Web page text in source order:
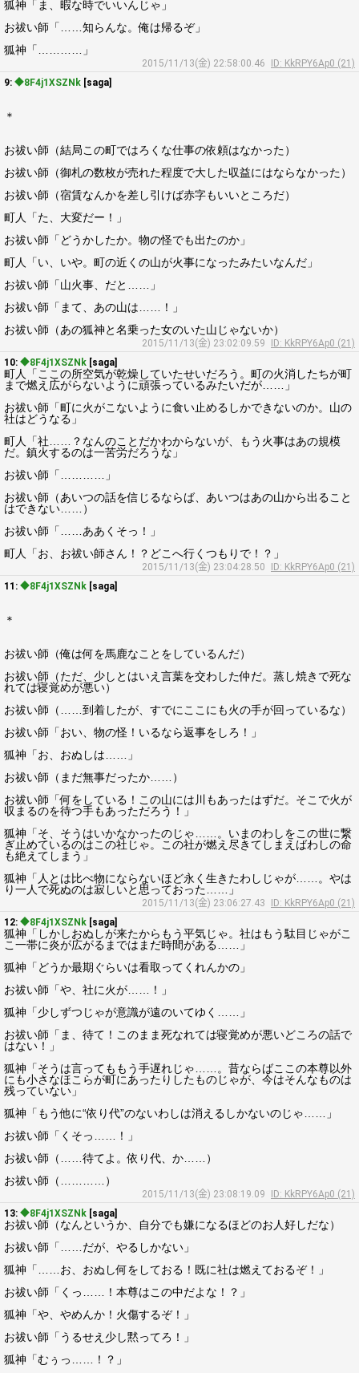
狐神「ま、暇な時でいいんじゃ」
お祓い師「……知らんな。俺は帰るぞ」
狐神「…………」
2015/11/13(金) 22:58:00.46
ID: KkRPY6Ap0 (21)
9: ◆8F4j1XSZNk [saga]
＊
お祓い師（結局この町ではろくな仕事の依頼はなかった）
お祓い師（御札の数枚が売れた程度で大した収益にはならなかった）
お祓い師（宿賃なんかを差し引けば赤字もいいところだ）
町人「た、大変だー！」
お祓い師「どうかしたか。物の怪でも出たのか」
町人「い、いや。町の近くの山が火事になったみたいなんだ」
お祓い師「山火事、だと……」
お祓い師「まて、あの山は……！」
お祓い師（あの狐神と名乗った女のいた山じゃないか）
2015/11/13(金) 23:02:09.59
ID: KkRPY6Ap0 (21)
10: ◆8F4j1XSZNk [saga]
町人「ここの所空気が乾燥していたせいだろう。町の火消したちが町
まで燃え広がらないように頑張っているみたいだが……」
お祓い師「町に火がこないように食い止めるしかできないのか。山の
社はどうなる」
町人「社……？なんのことだかわからないが、もう火事はあの規模
だ。鎮火するのは一苦労だろうな」
お祓い師「…………」
お祓い師（あいつの話を信じるならば、あいつはあの山から出ること
はできない……）
お祓い師「……ああくそっ！」
町人「お、お祓い師さん！？どこへ行くつもりで！？」
2015/11/13(金) 23:04:28.50
ID: KkRPY6Ap0 (21)
11: ◆8F4j1XSZNk [saga]
＊
お祓い師（俺は何を馬鹿なことをしているんだ）
お祓い師（ただ、少しとはいえ言葉を交わした仲だ。蒸し焼きで死な
れては寝覚めが悪い）
お祓い師（……到着したが、すでにここにも火の手が回っているな）
お祓い師「おい、物の怪！いるなら返事をしろ！」
狐神「お、おぬしは……」
お祓い師（まだ無事だったか……）
お祓い師「何をしている！この山には川もあったはずだ。そこで火が
収まるのを待つ手もあっただろう！」
狐神「そ、そうはいかなかったのじゃ……。いまのわしをこの世に繋
ぎ止めているのはこの社じゃ。この社が燃え尽きてしまえばわしの命
も絶えてしまう」
狐神「人とは比べ物にならないほど永く生きたわしじゃが……。やは
り一人で死ぬのは寂しいと思っておった……」
2015/11/13(金) 23:06:27.43
ID: KkRPY6Ap0 (21)
12: ◆8F4j1XSZNk [saga]
狐神「しかしおぬしが来たからもう平気じゃ。社はもう駄目じゃがこ
こ一帯に炎が広がるまではまだ時間がある……」
狐神「どうか最期ぐらいは看取ってくれんかの」
お祓い師「や、社に火が……！」
狐神「少しずつじゃが意識が遠のいてゆく……」
お祓い師「ま、待て！このまま死なれては寝覚めが悪いどころの話で
はない！」
狐神「そうは言ってももう手遅れじゃ……。昔ならばここの本尊以外
にも小さなほこらが町にあったりしたものじゃが、今はそんなものは
残っていない」
狐神「もう他に“依り代”のないわしは消えるしかないのじゃ……」
お祓い師「くそっ……！」
お祓い師（……待てよ。依り代、か……）
お祓い師（…………）
2015/11/13(金) 23:08:19.09
ID: KkRPY6Ap0 (21)
13: ◆8F4j1XSZNk [saga]
お祓い師（なんというか、自分でも嫌になるほどのお人好しだな）
お祓い師「……だが、やるしかない」
狐神「……お、おぬし何をしておる！既に社は燃えておるぞ！」
お祓い師「くっ……！本尊はこの中だよな！？」
狐神「や、やめんか！火傷するぞ！」
お祓い師「うるせえ少し黙ってろ！」
狐神「むぅっ……！？」